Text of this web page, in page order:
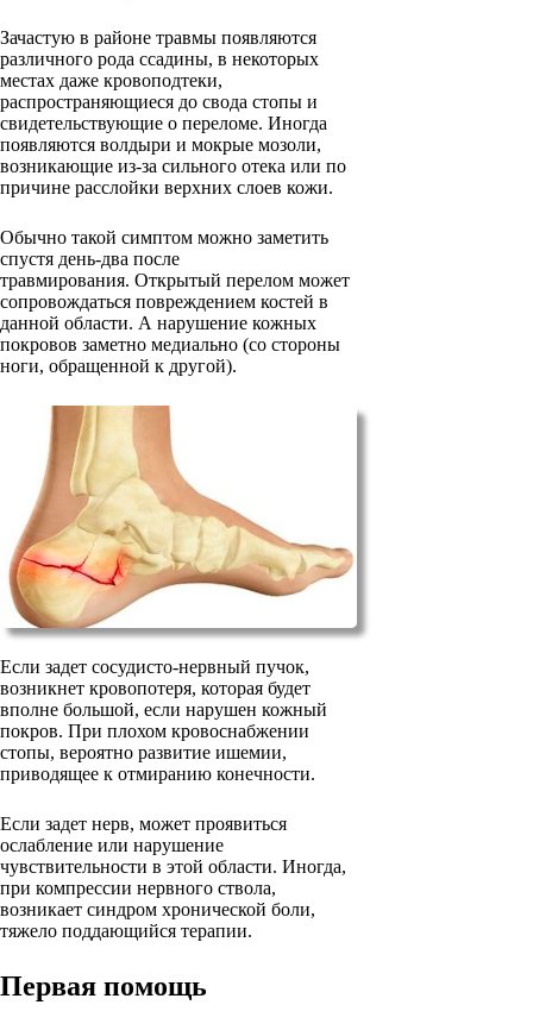
Зачастую в районе травмы появляются
различного рода ссадины, в некоторых
местах даже кровоподтеки,
распространяющиеся до свода стопы и
свидетельствующие о переломе. Иногда
появляются волдыри и мокрые мозоли,
возникающие из-за сильного отека или по
причине расслойки верхних слоев кожи.
Обычно такой симптом можно заметить
спустя день-два после
травмирования. Открытый перелом может
сопровождаться повреждением костей в
данной области. А нарушение кожных
покровов заметно медиально (со стороны
ноги, обращенной к другой).
Если задет сосудисто-нервный пучок,
возникнет кровопотеря, которая будет
вполне большой, если нарушен кожный
покров. При плохом кровоснабжении
стопы, вероятно развитие ишемии,
приводящее к отмиранию конечности.
Если задет нерв, может проявиться
ослабление или нарушение
чувствительности в этой области. Иногда,
при компрессии нервного ствола,
возникает синдром хронической боли,
тяжело поддающийся терапии.
Первая помощь